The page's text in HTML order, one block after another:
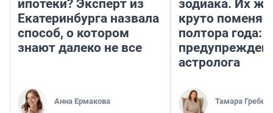
ипотеки? Эксперт из
Екатеринбурга назвала
способ, о котором
знают далеко не все
Анна Ермакова
зодиака. Их
круто
полтора года:
астролога
Тамара